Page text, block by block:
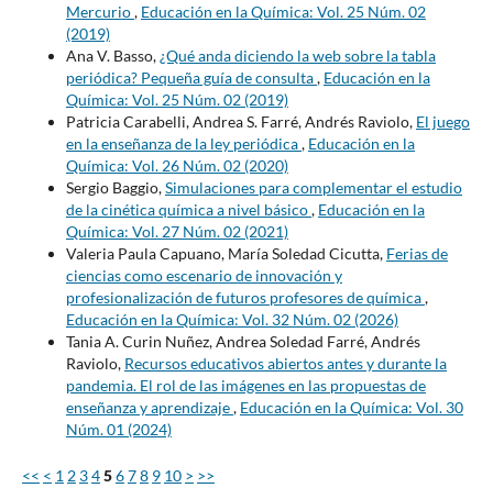
Mercurio, Educación en la Química: Vol. 25 Núm. 02
(2019)
Ana V. Basso,¿Qué anda diciendo la web sobre la tabla
periódica? Pequeña guía de consulta, Educación en la
Química: Vol. 25 Núm. 02 (2019)
Patricia Carabelli, Andrea S. Farré, Andrés Raviolo, El juego
en la enseñanza de la ley periódica, Educación en la
Química: Vol. 26 Núm. 02 (2020)
Sergio Baggio,Simulaciones para complementar el estudio
de la cinética química a nivel básico, Educación en la
Química: Vol. 27 Núm. 02 (2021)
Valeria Paula Capuano, María Soledad Cicutta, Ferias de
ciencias como escenario de innovación y
profesionalización de futuros profesores de química,
Educación en la Química: Vol. 32 Núm. 02 (2026)
Tania A. Curin Nuñez, Andrea Soledad Farré, Andrés
Raviolo, Recursos educativos abiertos antes y durante la
pandemia. El rol de las imágenes en las propuestas de
enseñanza y aprendizaje, Educación en la Química: Vol. 30
Núm. 01 (2024)
<< < 1 2 345678 9 10 > >>